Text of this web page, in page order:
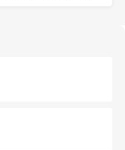
る外せないスポット